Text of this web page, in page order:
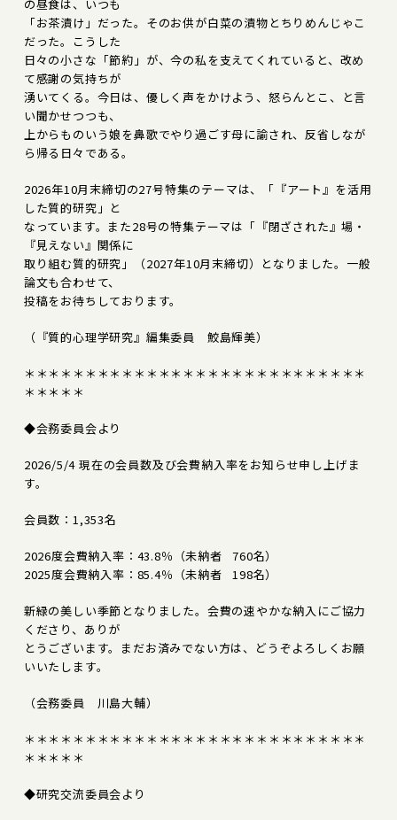
の昼食は、いつも
「お茶漬け」だった。そのお供が白菜の漬物とちりめんじゃこ
だった。こうした
日々の小さな「節約」が、今の私を支えてくれていると、改め
て感謝の気持ちが
湧いてくる。今日は、優しく声をかけよう、怒らんとこ、と言
い聞かせつつも、
上からものいう娘を鼻歌でやり過ごす母に諭され、反省しなが
ら帰る日々である。
2026年10月末締切の27号特集のテーマは、「『アート』を活用
した質的研究」と
なっています。また28号の特集テーマは「『閉ざされた』場・
『見えない』関係に
取り組む質的研究」（2027年10月末締切）となりました。一般
論文も合わせて、
投稿をお待ちしております。
（『質的心理学研究』編集委員 鮫島輝美）
＊＊＊＊＊＊＊＊＊＊＊＊＊＊＊＊＊＊＊＊＊＊＊＊＊＊＊＊
＊＊＊＊＊
◆会務委員会より
2026/5/4 現在の会員数及び会費納入率をお知らせ申し上げま
す。
会員数：1,353名
2026度会費納入率：43.8％（未納者 760名）
2025度会費納入率：85.4％（未納者 198名）
新緑の美しい季節となりました。会費の速やかな納入にご協力
くださり、ありが
とうございます。まだお済みでない方は、どうぞよろしくお願
いいたします。
（会務委員 川島大輔）
＊＊＊＊＊＊＊＊＊＊＊＊＊＊＊＊＊＊＊＊＊＊＊＊＊＊＊＊
＊＊＊＊＊
◆研究交流委員会より